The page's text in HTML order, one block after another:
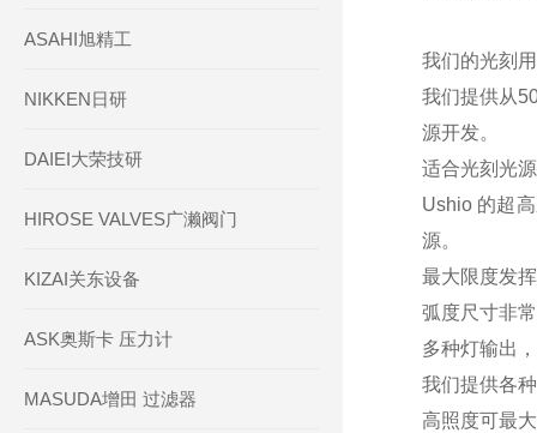
ASAHI旭精工
NIKKEN日研
DAIEI大荣技研
HIROSE VALVES广濑阀门
KIZAI关东设备
ASK奥斯卡 压力计
MASUDA增田 过滤器
我们的光刻
我们提供从
源开发。
适合光刻光
Ushio 的超
源。
最大限度发
弧度尺寸非
多种灯输出
我们提供各
高照度可最